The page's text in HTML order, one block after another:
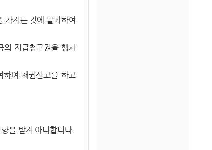
가지는 것에 불과하여
의 지급청구권을 행사
하여 채권신고를 하고
을 받지 아니합니다.